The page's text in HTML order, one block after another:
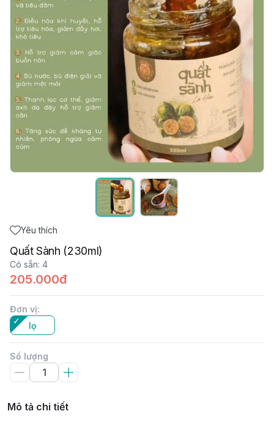
Yêu thích
Quất Sành (230ml)
Có sẵn: 4
205.000đ
Đơn vị:
lọ
Số lượng
Mô tả chi tiết